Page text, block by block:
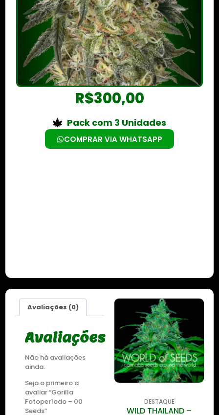
R$300,00
Pack com 3 Unidades
COMPRAR VIA WHATSAPP
Avaliações (0)
Avaliações
Não há avaliações
ainda.
Seja o primeiro a
avaliar “Gorilla
Fotoperíodo – 00
Seeds”
DESTAQUE
WILD THAILAND
DESTAQUE
WILD THAILAND –